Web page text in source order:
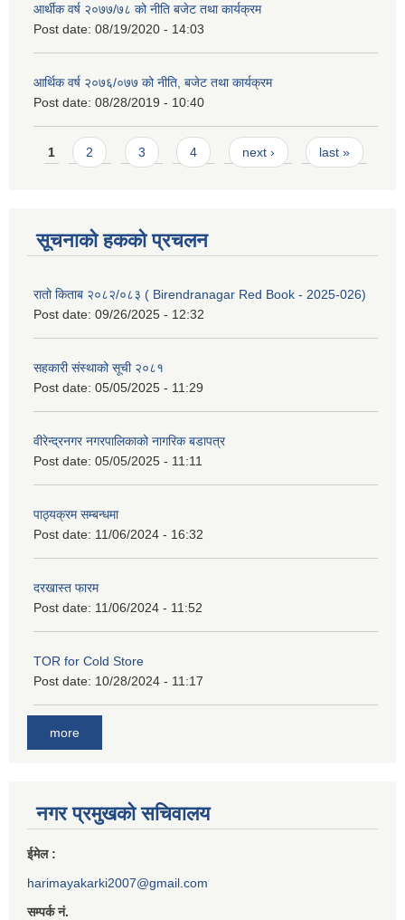
आर्थीक वर्ष २०७७/७८ को नीति बजेट तथा कार्यक्रम
Post date: 08/19/2020 - 14:03
आर्थिक वर्ष २०७६/०७७ को नीति, बजेट तथा कार्यक्रम
Post date: 08/28/2019 - 10:40
Pages
1 2 3 4 next › last »
सूचनाको हकको प्रचलन
रातो किताब २०८२/०८३ ( Birendranagar Red Book - 2025-026)
Post date: 09/26/2025 - 12:32
सहकारी संस्थाको सूची २०८१
Post date: 05/05/2025 - 11:29
वीरेन्द्रनगर नगरपालिकाको नागरिक बडापत्र
Post date: 05/05/2025 - 11:11
पाठ्यक्रम सम्बन्धमा
Post date: 11/06/2024 - 16:32
दरखास्त फारम
Post date: 11/06/2024 - 11:52
TOR for Cold Store
Post date: 10/28/2024 - 11:17
more
नगर प्रमुखको सचिवालय
ईमेल :
harimayakarki2007@gmail.com
सम्पर्क नं.